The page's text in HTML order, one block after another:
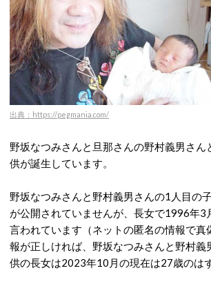
出典：https://pegmania.com/
野坂なつみさんと旦那さんの野村義男さん
供が誕生しています。
野坂なつみさんと野村義男さんの1人目の
が公開されていませんが、長女で1996年3
言われています（ネットの匿名の情報で真
報が正しければ、野坂なつみさんと野村義
供の長女は2023年10月の現在は27歳のは